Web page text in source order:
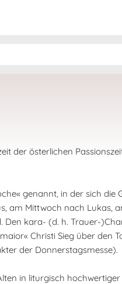
der österlichen
genannt, in der sich die
am Mittwoch nach Lukas,
Den kara- (d. h. Trauer-
Christi Sieg über den
der Donnerstagsmesse).
in liturgisch